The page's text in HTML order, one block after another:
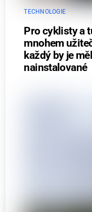
TECHNOLOGIE
Pro cyklisty a
mnohem
každý by je
nainstalované